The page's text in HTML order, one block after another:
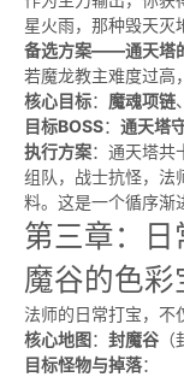
星火雨，那种毁天灭
备选方案——通天塔
若魔龙教主难度过高
核心目标： 魔魂项链、
目标BOSS： 通天塔
执行方案：通天塔共
组队，战士抗怪，法
料。这是一个循序渐
第三章：
魔谷的色彩
法师的日常打宝，不
核心地图： 封魔谷
目标怪物与掉落：